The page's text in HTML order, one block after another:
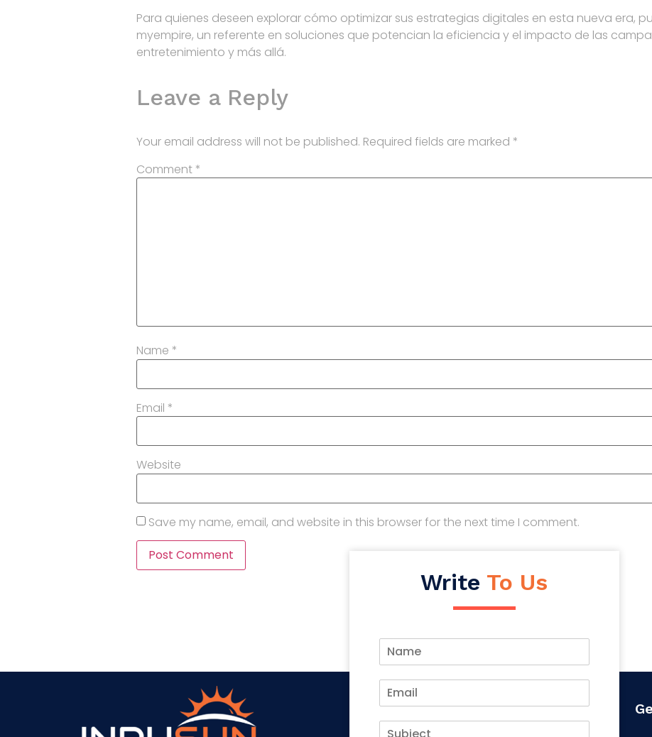
Para quienes deseen explorar cómo optimizar sus estrategias digitales en esta nueva era,
myempire, un referente en soluciones que potencian la eficiencia y el impacto de las
entretenimiento y más allá.
Leave a Reply
Your email address will not be published. Required fields are marked *
Comment *
Name *
Email *
Website
Save my name, email, and website in this browser for the next time I comment.
Write To Us